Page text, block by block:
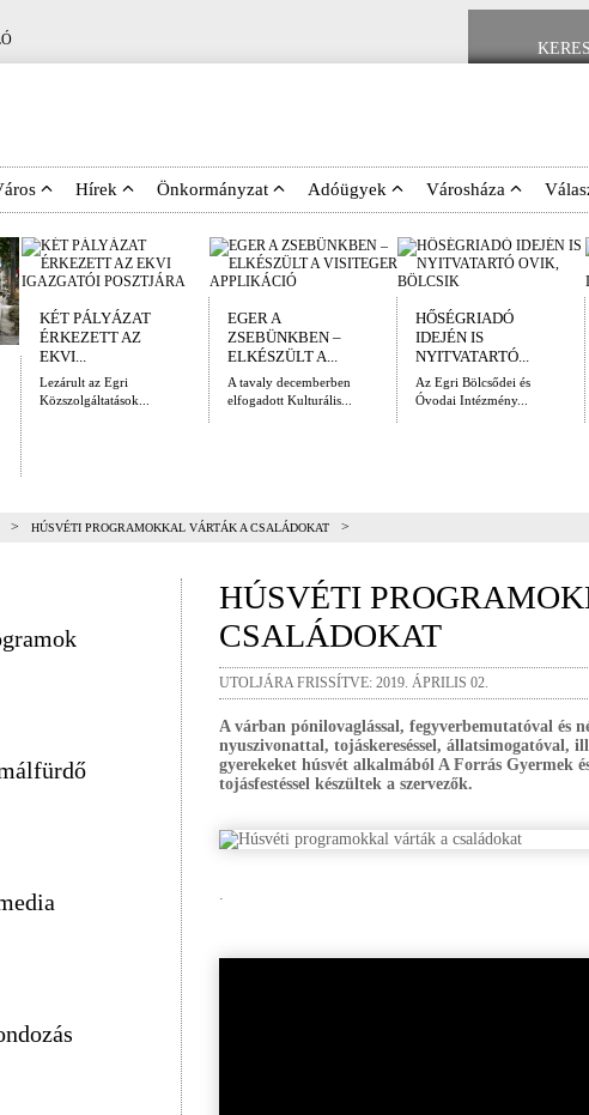
Hírek Önkormányzat Adóügyek Városháza
KÉT PÁLYÁZAT
ÉRKEZETT AZ
EKVI...
Lezárult az Egri
Közszolgáltatások...
EGER A
ZSEBÜNKBEN –
ELKÉSZÜLT A...
A tavaly decemberben
elfogadott Kulturális...
HŐSÉGRIADÓ
IDEJÉN IS
NYITVATARTÓ...
Az Egri Bölcsődei és
Óvodai Intézmény...
> HÚSVÉTI PROGRAMOKKAL VÁRTÁK A CSALÁDOKAT >
HÚSVÉTI
CSALÁDOKAT
UTOLJÁRA FRISSÍTVE: 2019. ÁPRILIS 02.
A várban pónilovaglással, fegyverbemutatóval és
nyuszivonattal, tojáskereséssel, állatsimogatóval,
gyerekeket húsvét alkalmából A Forrás Gyermek
tojásfestéssel készültek a szervezők.
.